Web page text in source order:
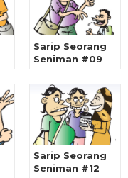
Sarip Seorang
Seniman #09
Sarip Seorang
Seniman #12